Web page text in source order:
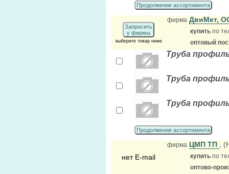
Продолжение ассортимента
Запросить
у фирмы
выберите товар ниже
фирма ДвиМет,
купить по
оптовый
Труба
Труба
Труба
Продолжение ассортимента
нет E-mail
фирма ЦМП ТП ,
купить по
оптово-